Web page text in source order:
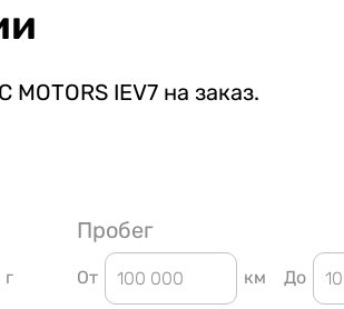
IEV7 на заказ.
г
Пробег
От км До